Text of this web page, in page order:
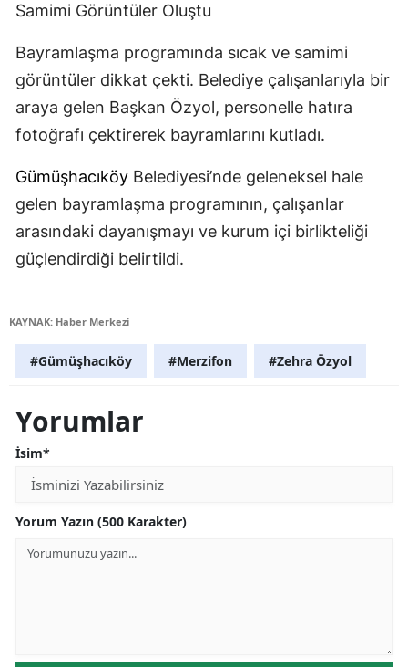
Samimi Görüntüler Oluştu
Bayramlaşma programında sıcak ve samimi
görüntüler dikkat çekti. Belediye çalışanlarıyla bir
araya gelen Başkan Özyol, personelle hatıra
fotoğrafı çektirerek bayramlarını kutladı.
Gümüşhacıköy Belediyesi’nde geleneksel hale
gelen bayramlaşma programının, çalışanlar
arasındaki dayanışmayı ve kurum içi birlikteliği
güçlendirdiği belirtildi.
KAYNAK: Haber Merkezi
#Gümüşhacıköy #Merzifon #Zehra Özyol
Yorumlar
İsim*
Yorum Yazın (500 Karakter)